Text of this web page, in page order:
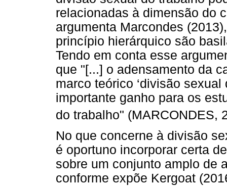
relacionadas à dimensão do
argumenta Marcondes
princípio hierárquico são
Tendo em conta esse
que "[...] o adensamento da
marco teórico ‘divisão
importante ganho para os
do trabalho" (MARCONDES,
No que concerne à divisão
é oportuno incorporar certa
sobre um conjunto amplo de
conforme expõe Kergoat